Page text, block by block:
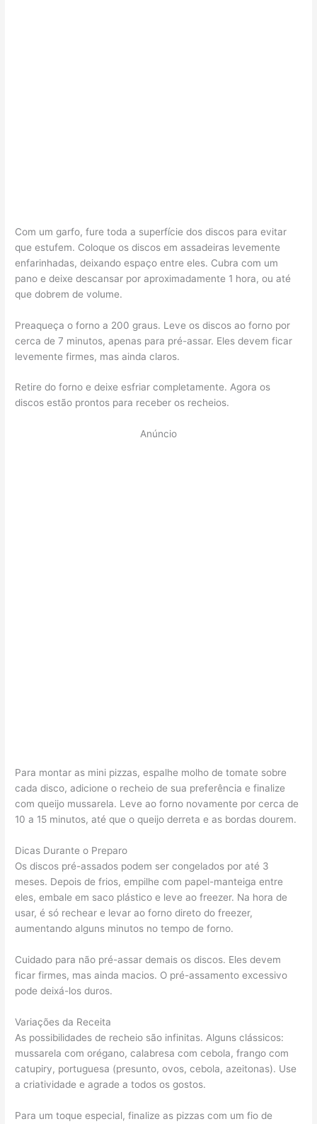
Com um garfo, fure toda a superfície dos discos para evitar
que estufem. Coloque os discos em assadeiras levemente
enfarinhadas, deixando espaço entre eles. Cubra com um
pano e deixe descansar por aproximadamente 1 hora, ou até
que dobrem de volume.
Preaqueça o forno a 200 graus. Leve os discos ao forno por
cerca de 7 minutos, apenas para pré-assar. Eles devem ficar
levemente firmes, mas ainda claros.
Retire do forno e deixe esfriar completamente. Agora os
discos estão prontos para receber os recheios.
Anúncio
Para montar as mini pizzas, espalhe molho de tomate sobre
cada disco, adicione o recheio de sua preferência e finalize
com queijo mussarela. Leve ao forno novamente por cerca de
10 a 15 minutos, até que o queijo derreta e as bordas dourem.
Dicas Durante o Preparo
Os discos pré-assados podem ser congelados por até 3
meses. Depois de frios, empilhe com papel-manteiga entre
eles, embale em saco plástico e leve ao freezer. Na hora de
usar, é só rechear e levar ao forno direto do freezer,
aumentando alguns minutos no tempo de forno.
Cuidado para não pré-assar demais os discos. Eles devem
ficar firmes, mas ainda macios. O pré-assamento excessivo
pode deixá-los duros.
Variações da Receita
As possibilidades de recheio são infinitas. Alguns clássicos:
mussarela com orégano, calabresa com cebola, frango com
catupiry, portuguesa (presunto, ovos, cebola, azeitonas). Use
a criatividade e agrade a todos os gostos.
Para um toque especial, finalize as pizzas com um fio de